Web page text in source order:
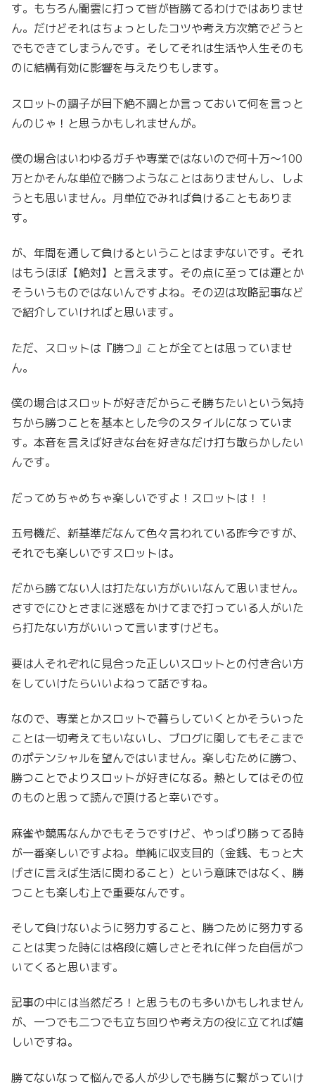
す。もちろん闇雲に打って皆が皆勝てるわけではありませ
ん。だけどそれはちょっとしたコツや考え方次第でどうと
でもできてしまうんです。そしてそれは生活や人生そのも
のに結構有効に影響を与えたりもします。
スロットの調子が目下絶不調とか言っておいて何を言っと
んのじゃ！と思うかもしれませんが。
僕の場合はいわゆるガチや専業ではないので何十万～100
万とかそんな単位で勝つようなことはありませんし、しよ
うとも思いません。月単位でみれば負けることもありま
す。
が、年間を通して負けるということはまずないです。それ
はもうほぼ【絶対】と言えます。その点に至っては運とか
そういうものではないんですよね。その辺は攻略記事など
で紹介していければと思います。
ただ、スロットは『勝つ』ことが全てとは思っていませ
ん。
僕の場合はスロットが好きだからこそ勝ちたいという気持
ちから勝つことを基本とした今のスタイルになっていま
す。本音を言えば好きな台を好きなだけ打ち散らかしたい
んです。
だってめちゃめちゃ楽しいですよ！スロットは！！
五号機だ、新基準だなんて色々言われている昨今ですが、
それでも楽しいですスロットは。
だから勝てない人は打たない方がいいなんて思いません。
さすでにひとさまに迷惑をかけてまで打っている人がいた
ら打たない方がいいって言いますけども。
要は人それぞれに見合った正しいスロットとの付き合い方
をしていけたらいいよねって話ですね。
なので、専業とかスロットで暮らしていくとかそういった
ことは一切考えてもいないし、ブログに関してもそこまで
のポテンシャルを望んではいません。楽しむために勝つ、
勝つことでよりスロットが好きになる。熱としてはその位
のものと思って読んで頂けると幸いです。
麻雀や競馬なんかでもそうですけど、やっぱり勝ってる時
が一番楽しいですよね。単純に収支目的（金銭、もっと大
げさに言えば生活に関わること）という意味ではなく、勝
つことも楽しむ上で重要なんです。
そして負けないように努力すること、勝つために努力する
ことは実った時には格段に嬉しさとそれに伴った自信がつ
いてくると思います。
記事の中には当然だろ！と思うものも多いかもしれません
が、一つでも二つでも立ち回りや考え方の役に立てれば嬉
しいですね。
勝てないなって悩んでる人が少しでも勝ちに繋がっていけ